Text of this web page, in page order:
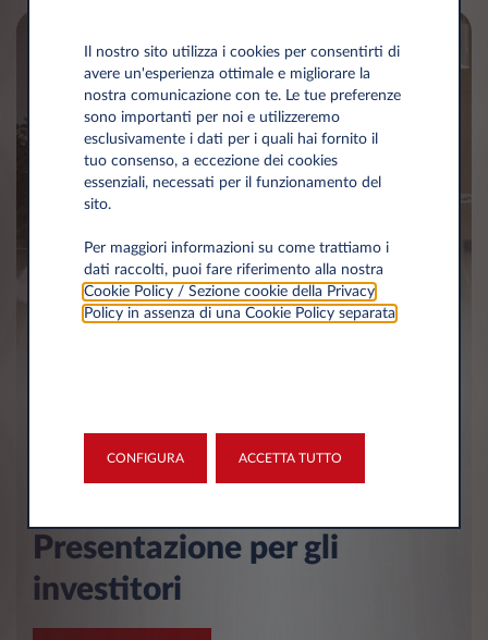
Presentazione per gli
investitori
Il nostro sito utilizza i cookies per consentirti di
avere un'esperienza ottimale e migliorare la
nostra comunicazione con te. Le tue preferenze
sono importanti per noi e utilizzeremo
esclusivamente i dati per i quali hai fornito il
tuo consenso, a eccezione dei cookies
essenziali, necessati per il funzionamento del
sito.
Per maggiori informazioni su come trattiamo i
dati raccolti, puoi fare riferimento alla nostra
Cookie Policy / Sezione cookie della Privacy
Policy in assenza di una Cookie Policy separata.
CONFIGURA ACCETTA TUTTO